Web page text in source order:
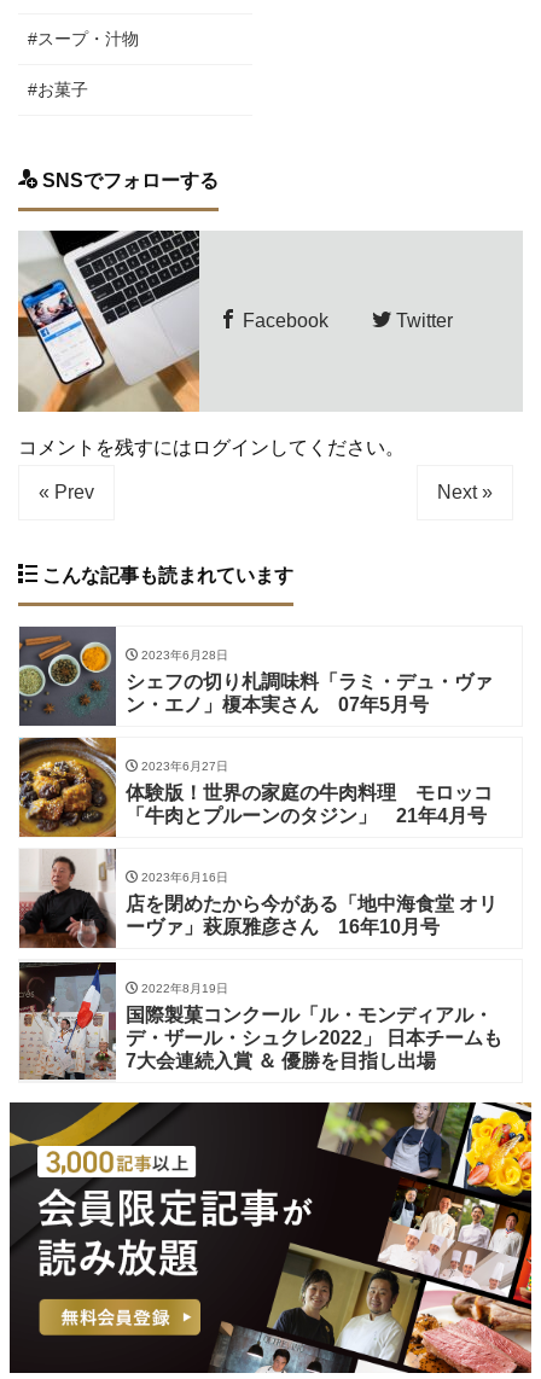
#スープ・汁物
#お菓子
SNSでフォローする
Facebook Twitter
コメントを残すにはログインしてください。
« Prev Next »
こんな記事も読まれています
2023年6月28日
シェフの切り札調味料「ラミ・デュ・ヴァ
ン・エノ」榎本実さん 07年5月号
2023年6月27日
体験版！世界の家庭の牛肉料理 モロッコ
「牛肉とプルーンのタジン」 21年4月号
2023年6月16日
店を閉めたから今がある「地中海食堂 オリ
ーヴァ」萩原雅彦さん 16年10月号
2022年8月19日
国際製菓コンクール「ル・モンディアル・
デ・ザール・シュクレ2022」 日本チームも
7大会連続入賞 ＆ 優勝を目指し出場